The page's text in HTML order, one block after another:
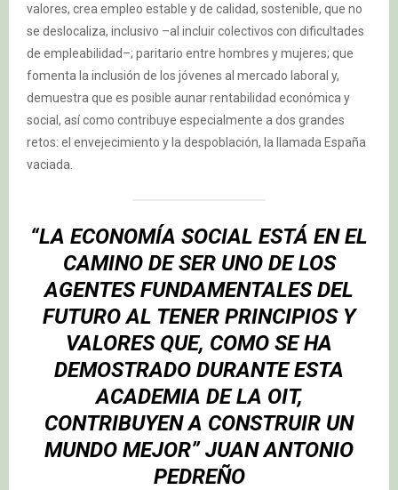
valores, crea empleo estable y de calidad, sostenible, que no
se deslocaliza, inclusivo –al incluir colectivos con dificultades
de empleabilidad–; paritario entre hombres y mujeres; que
fomenta la inclusión de los jóvenes al mercado laboral y,
demuestra que es posible aunar rentabilidad económica y
social, así como contribuye especialmente a dos grandes
retos: el envejecimiento y la despoblación, la llamada España
vaciada.
“LA ECONOMÍA SOCIAL ESTÁ EN EL
CAMINO DE SER UNO DE LOS
AGENTES FUNDAMENTALES DEL
FUTURO AL TENER PRINCIPIOS Y
VALORES QUE, COMO SE HA
DEMOSTRADO DURANTE ESTA
ACADEMIA DE LA OIT,
CONTRIBUYEN A CONSTRUIR UN
MUNDO MEJOR” JUAN ANTONIO
PEDREÑO